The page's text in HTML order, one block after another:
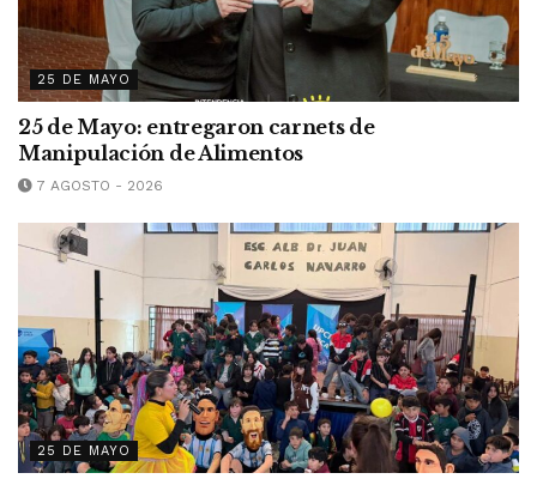
25 DE MAYO
25 de Mayo: entregaron carnets de
Manipulación de Alimentos
7 AGOSTO - 2026
25 DE MAYO